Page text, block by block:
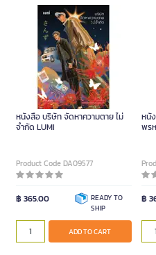
หนังสือ บริษัท จัดหาความตาย ไม่
จำกัด LUMI
Product Code DA09577
฿ 365.00
READY TO
SHIP
ADD TO CART
หนั
พร
฿